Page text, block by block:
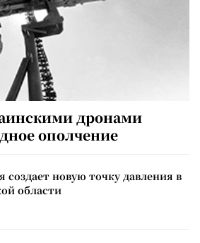
дронами
ополчение
создает новую точку давления в
области